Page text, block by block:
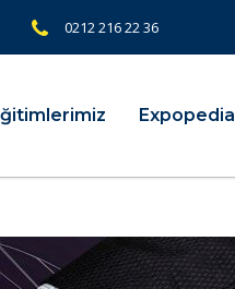
0212 216 22 36
Expopedia